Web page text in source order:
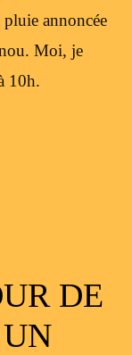
annoncée
Moi, je
10h.
DE